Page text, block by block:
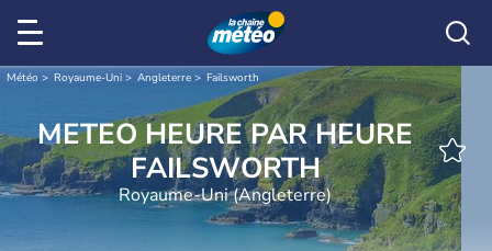
Météo Royaume-Uni Angleterre Failsworth
METEO HEURE PAR HEURE
FAILSWORTH
Royaume-Uni (Angleterre)